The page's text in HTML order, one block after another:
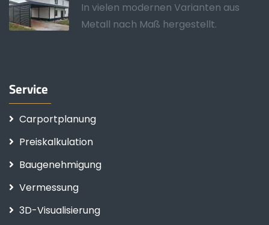
In vielen modernen Varianten aus
Metall nach Maß hergestellt.
Service
Carportplanung
Preiskalkulation
Baugenehmigung
Vermessung
3D-Visualisierung